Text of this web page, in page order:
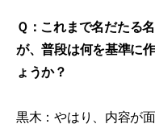
Ｑ：これまで名だたる
が、普段は何を基準に
ょうか？
黒木：やはり、内容が